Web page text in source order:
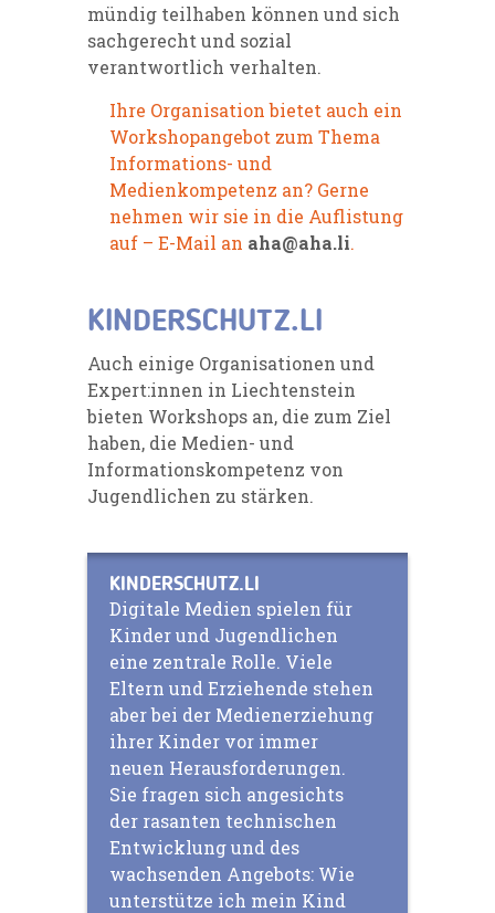
mündig teilhaben können und sich
sachgerecht und sozial
verantwortlich verhalten.
Ihre Organisation bietet auch ein
Workshopangebot zum Thema
Informations- und
Medienkompetenz an? Gerne
nehmen wir sie in die Auflistung
auf – E-Mail an aha@aha.li.
KINDERSCHUTZ.LI
Auch einige Organisationen und
Expert:innen in Liechtenstein
bieten Workshops an, die zum Ziel
haben, die Medien- und
Informationskompetenz von
Jugendlichen zu stärken.
KINDERSCHUTZ.LI
Digitale Medien spielen für
Kinder und Jugendlichen
eine zentrale Rolle. Viele
Eltern und Erziehende stehen
aber bei der Medienerziehung
ihrer Kinder vor immer
neuen Herausforderungen.
Sie fragen sich angesichts
der rasanten technischen
Entwicklung und des
wachsenden Angebots: Wie
unterstütze ich mein Kind